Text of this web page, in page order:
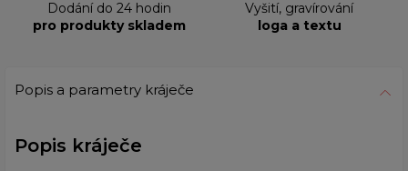
Dodání do 24 hodin
pro produkty skladem
Vyšití, gravírování
loga a textu
Popis a parametry kráječe
Popis kráječe